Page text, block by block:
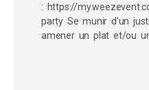
: https://
party Se munir d’un
amener un plat et/ou